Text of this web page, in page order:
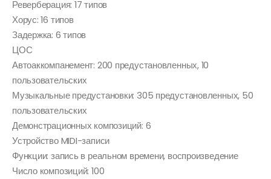
Реверберация: 17 типов
Хорус: 16 типов
Задержка: 6 типов
ЦОС
Автоаккомпанемент: 200 предустановленных, 10
пользовательских
Музыкальные предустановки: 305 предустановленных, 50
пользовательских
Демонстрационных композиций: 6
Устройство MIDI-записи
Функции: запись в реальном времени, воспроизведение
Число композиций: 100